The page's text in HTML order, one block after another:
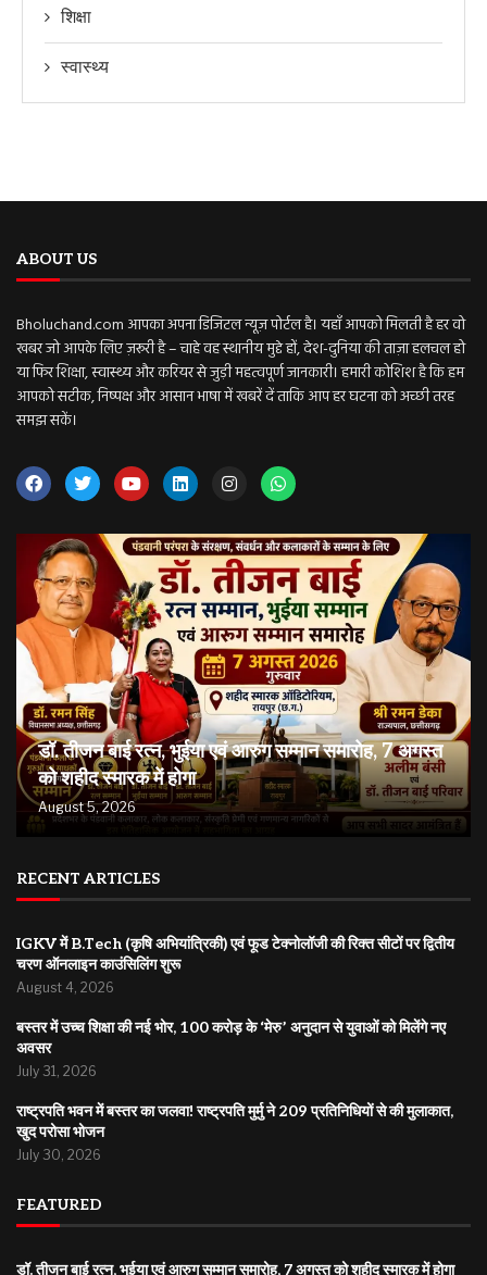
शिक्षा
स्वास्थ्य
ABOUT US
Bholuchand.com आपका अपना डिजिटल न्यूज़ पोर्टल है। यहाँ आपको मिलती है हर वो
खबर जो आपके लिए ज़रूरी है – चाहे वह स्थानीय मुद्दे हों, देश-दुनिया की ताज़ा हलचल हो
या फिर शिक्षा, स्वास्थ्य और करियर से जुड़ी महत्वपूर्ण जानकारी। हमारी कोशिश है कि हम
आपको सटीक, निष्पक्ष और आसान भाषा में खबरें दें ताकि आप हर घटना को अच्छी तरह
समझ सकें।
डॉ. तीजन बाई रत्न, भुईया एवं आरुग सम्मान समारोह, 7 अगस्त
को शहीद स्मारक में होगा
August 5, 2026
RECENT ARTICLES
IGKV में B.Tech (कृषि अभियांत्रिकी) एवं फूड टेक्नोलॉजी की रिक्त सीटों पर द्वितीय
चरण ऑनलाइन काउंसिलिंग शुरू
August 4, 2026
बस्तर में उच्च शिक्षा की नई भोर, 100 करोड़ के ‘मेरु’ अनुदान से युवाओं को मिलेंगे नए
अवसर
July 31, 2026
राष्ट्रपति भवन में बस्तर का जलवा! राष्ट्रपति मुर्मु ने 209 प्रतिनिधियों से की मुलाकात,
खुद परोसा भोजन
July 30, 2026
FEATURED
डॉ. तीजन बाई रत्न, भुईया एवं आरुग सम्मान समारोह, 7 अगस्त को शहीद स्मारक में होगा